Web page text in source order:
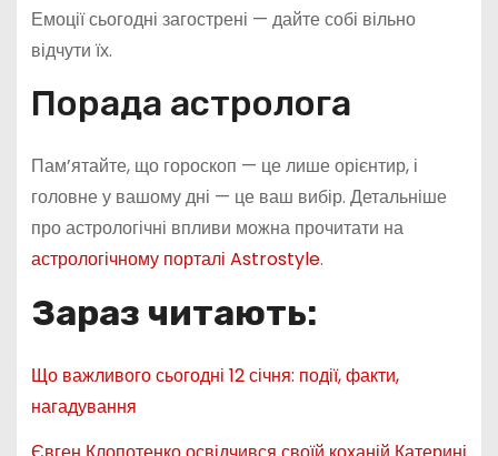
Емоції сьогодні загострені — дайте собі вільно
відчути їх.
Порада астролога
Пам’ятайте, що гороскоп — це лише орієнтир, і
головне у вашому дні — це ваш вибір. Детальніше
про астрологічні впливи можна прочитати на
астрологічному порталі Astrostyle.
Зараз читають:
Що важливого сьогодні 12 січня: події, факти,
нагадування